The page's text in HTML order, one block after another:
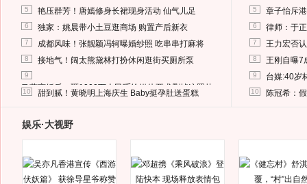
5 艳压群芳！唐嫣修身长裙现身活动 仙气儿足
6 独家：姚晨带小土豆逛商场 购置产后新衣
7 成都风味！张靓颖冯轲曝婚纱照 吃串串打麻将
8 接地气！阔太熊黛林打扮休闲逛街买厕所泵
9
马蓉离婚后，砸1000万人民币给媒体要求删掉这照片
10 甜到腻！黄晓明上海庆生 Baby挺孕肚送蛋糕
5 章子怡斥
6 律师：于
7 王力宏否
8 王刚自曝7
9 台媒:40岁
10 陈冠希：
娱乐·大视野